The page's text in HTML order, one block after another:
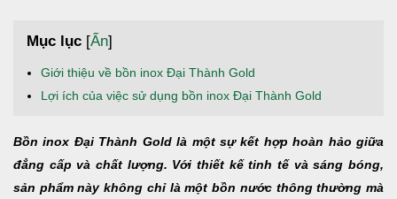
Mục lục [Ẩn]
Giới thiệu về bồn inox Đại Thành Gold
Lợi ích của việc sử dụng bồn inox Đại Thành Gold
Bồn inox Đại Thành Gold là một sự kết hợp hoàn hảo giữa
đẳng cấp và chất lượng. Với thiết kế tinh tế và sáng bóng,
sản phẩm này không chỉ là một bồn nước thông thường mà